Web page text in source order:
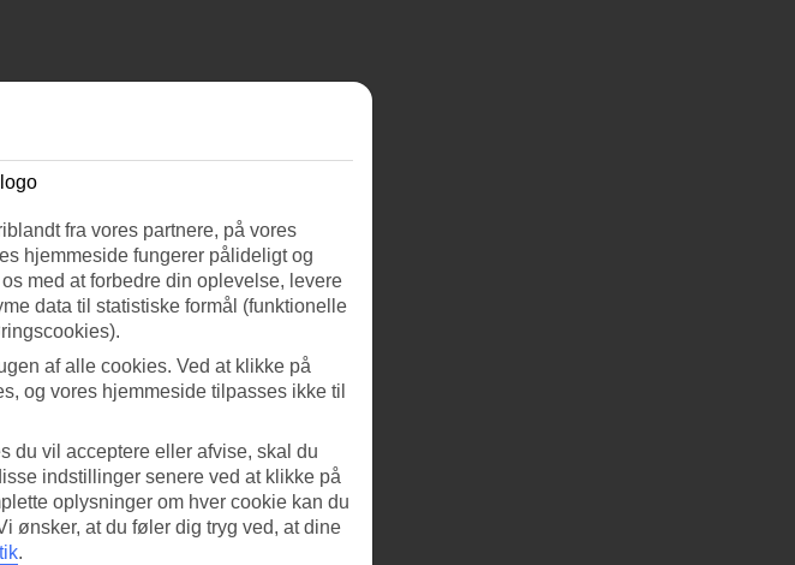
fra vores partnere, på vores
hjemmeside fungerer pålideligt og
med at forbedre din oplevelse, levere
data til statistiske formål (funktionelle
af alle cookies. Ved at klikke på
og vores hjemmeside tilpasses ikke til
du vil acceptere eller afvise, skal du
indstillinger senere ved at klikke på
oplysninger om hver cookie kan du
ønsker, at du føler dig tryg ved, at dine
.